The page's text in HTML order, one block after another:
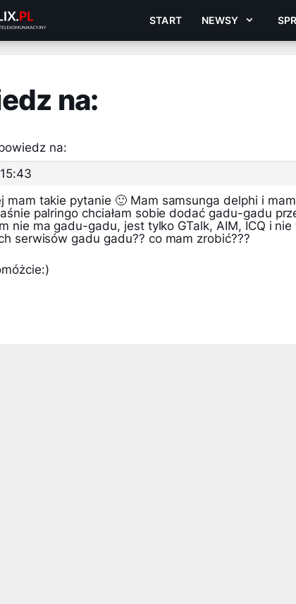
START NEWSY
na:
na:
mam takie pytanie 🙂 Mam samsunga delphi i
palringo chciałam sobie dodać gadu-gadu
nie ma gadu-gadu, jest tylko GTalk, AIM, ICQ i
serwisów gadu gadu?? co mam zrobić???